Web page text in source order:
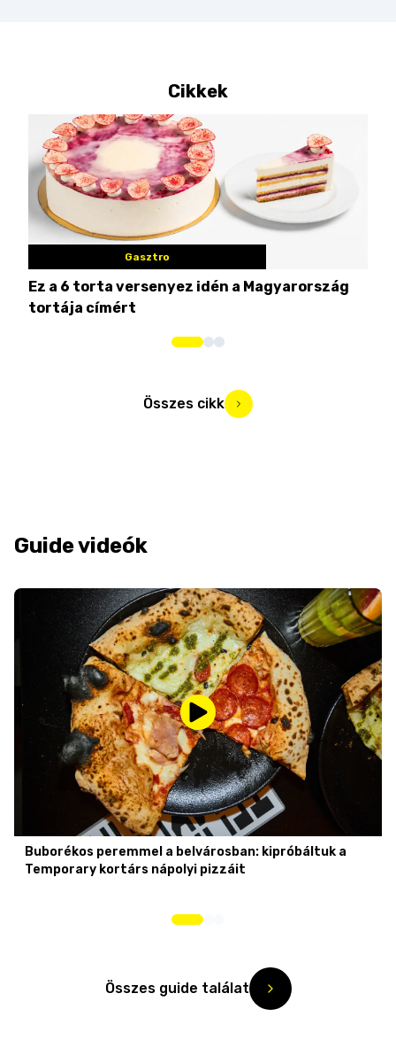
Cikkek
Gasztro
Ez a 6 torta versenyez idén a Magyarország
tortája címért
Összes cikk
Guide videók
Buborékos peremmel a belvárosban: kipróbáltuk a
Temporary kortárs nápolyi pizzáit
Összes guide találat